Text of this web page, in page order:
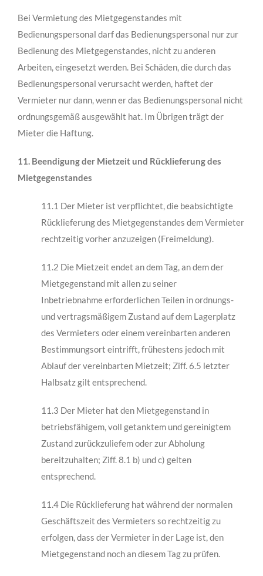
Bei Vermietung des Mietgegenstandes mit
Bedienungspersonal darf das Bedienungs­personal nur zur
Bedienung des Mietgegenstandes, nicht zu anderen
Arbeiten, einge­setzt werden. Bei Schäden, die durch das
Bedienungspersonal verursacht werden, haftet der
Vermieter nur dann, wenn er das Bedienungspersonal nicht
ordnungsgemäß ausge­wählt hat. Im Übrigen trägt der
Mieter die Haftung.
11. Beendigung der Mietzeit und Rücklieferung des
Mietgegenstandes
11.1 Der Mieter ist verpflichtet, die beabsichtigte
Rücklieferung des Mietgegenstandes dem Vermieter
rechtzeitig vorher anzuzeigen (Freimeldung).
11.2 Die Mietzeit endet an dem Tag, an dem der
Mietgegenstand mit allen zu seiner
Inbetriebnahme erforderlichen Teilen in ordnungs-
und vertragsmäßigem Zustand auf dem Lagerplatz
des Vermieters oder einem vereinbarten anderen
Bestimmungsort eintrifft, frühestens jedoch mit
Ablauf der vereinbarten Mietzeit; Ziff. 6.5 letzter
Halbsatz gilt entsprechend.
11.3 Der Mieter hat den Mietgegenstand in
betriebsfähigem, voll getanktem und gereinigtem
Zustand zurückzuliefem oder zur Abholung
bereitzuhalten; Ziff. 8.1 b) und c) gelten
entsprechend.
11.4 Die Rücklieferung hat während der normalen
Geschäftszeit des Vermieters so rechtzeitig zu
erfolgen, dass der Vermieter in der Lage ist, den
Mietgegenstand noch an diesem Tag zu prüfen.